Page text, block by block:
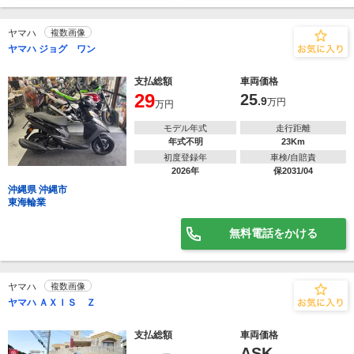
ヤマハ 複数画像
ヤマハ ジョグ ワン
支払総額 車両価格
29万円 25.9万円
モデル年式
年式不明
走行距離
23Km
初度登録年
2026年
車検/自賠責
保2031/04
沖縄県 沖縄市
東海輪業
無料電話をかける
ヤマハ 複数画像
ヤマハ ＡＸＩＳ Ｚ
支払総額 車両価格